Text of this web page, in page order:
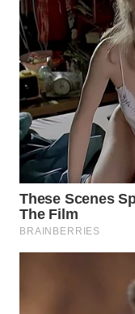
WN
SULUT
WN
MALUKU
WN
MALUT
WN
DAIRI